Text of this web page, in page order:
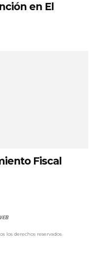
en El
Fiscal
los derechos reservados